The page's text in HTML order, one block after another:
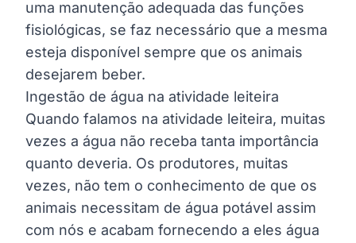
uma manutenção adequada das funções
fisiológicas, se faz necessário que a mesma
esteja disponível sempre que os animais
desejarem beber.
Ingestão de água na atividade leiteira
Quando falamos na atividade leiteira, muitas
vezes a água não receba tanta importância
quanto deveria. Os produtores, muitas
vezes, não tem o conhecimento de que os
animais necessitam de água potável assim
com nós e acabam fornecendo a eles água